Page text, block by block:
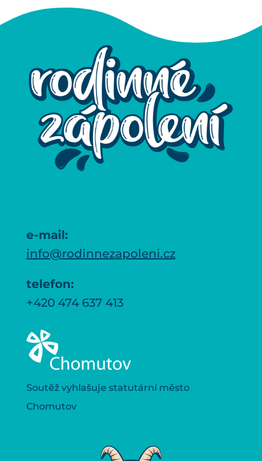
e-mail:
info@rodinnezapoleni.cz
telefon:
+420 474 637 413
Soutěž vyhlašuje statutární město
Chomutov